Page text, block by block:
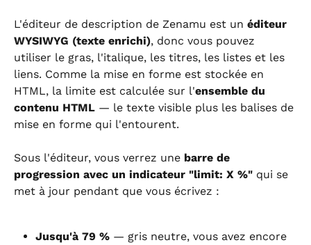
L'éditeur de description de Zenamu est un éditeur
WYSIWYG (texte enrichi), donc vous pouvez
utiliser le gras, l'italique, les titres, les listes et les
liens. Comme la mise en forme est stockée en
HTML, la limite est calculée sur l'ensemble du
contenu HTML — le texte visible plus les balises de
mise en forme qui l'entourent.
Sous l'éditeur, vous verrez une barre de
progression avec un indicateur "limit: X %" qui se
met à jour pendant que vous écrivez :
Jusqu'à 79 % — gris neutre, vous avez encore